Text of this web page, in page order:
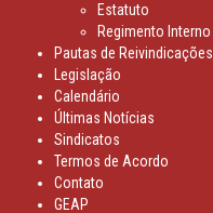
Estatuto
Regimento Interno
Pautas de Reivindicações
Legislação
Calendário
Últimas Notícias
Sindicatos
Termos de Acordo
Contato
GEAP